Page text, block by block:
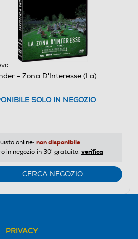
- Zona D'Interesse (La)
SOLO IN NEGOZIO
online: non disponibile
in negozio in 30' gratuito: verifica
CERCA NEGOZIO
PRIVACY